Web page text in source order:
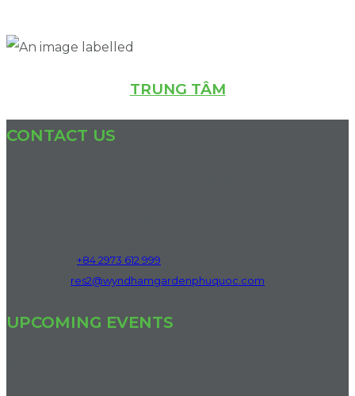
TRUNG TÂM
CONTACT US
+84 2973 612 999
res2@wyndhamgardenphuquoc.com
UPCOMING EVENTS